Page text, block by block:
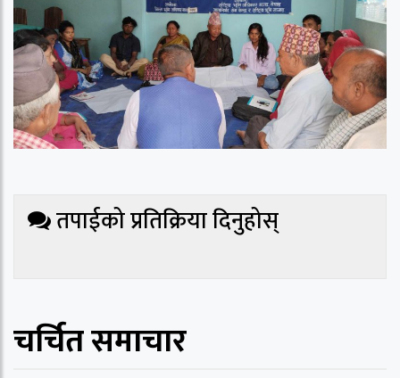
तपाईको प्रतिक्रिया दिनुहोस्
चर्चित समाचार